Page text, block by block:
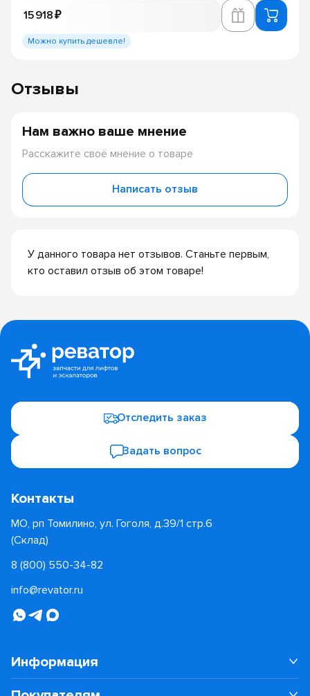
15 918 ₽
Можно купить дешевле!
Отзывы
У данного товара нет отзывов. Станьте первым,
кто оставил отзыв об этом товаре!
Нам важно ваше мнение
Расскажите своё мнение о товаре
Написать отзыв
Отследить заказ
Задать вопрос
Контакты
МО, рп Томилино, ул. Гоголя, д.39/1 стр.6
(Склад)
8 (800) 550-34-82
info@revator.ru
Информация